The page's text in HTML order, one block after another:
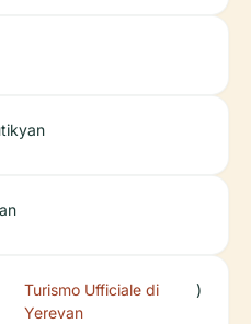
Turismo Ufficiale di
Yerevan
)